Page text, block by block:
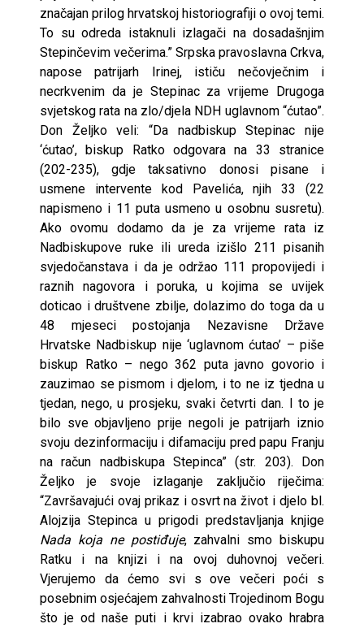
značajan prilog hrvatskoj historiografiji o ovoj temi.
To su odreda istaknuli izlagači na dosadašnjim
Stepinčevim večerima.” Srpska pravoslavna Crkva,
napose patrijarh Irinej, ističu nečovječnim i
necrkvenim da je Stepinac za vrijeme Drugoga
svjetskog rata na zlo/djela NDH uglavnom “ćutao”.
Don Željko veli: “Da nadbiskup Stepinac nije
‘ćutao’, biskup Ratko odgovara na 33 stranice
(202-235), gdje taksativno donosi pisane i
usmene intervente kod Pavelića, njih 33 (22
napismeno i 11 puta usmeno u osobnu susretu).
Ako ovomu dodamo da je za vrijeme rata iz
Nadbiskupove ruke ili ureda izišlo 211 pisanih
svjedočanstava i da je održao 111 propovijedi i
raznih nagovora i poruka, u kojima se uvijek
doticao i društvene zbilje, dolazimo do toga da u
48 mjeseci postojanja Nezavisne Države
Hrvatske Nadbiskup nije ‘uglavnom ćutao’ – piše
biskup Ratko – nego 362 puta javno govorio i
zauzimao se pismom i djelom, i to ne iz tjedna u
tjedan, nego, u prosjeku, svaki četvrti dan. I to je
bilo sve objavljeno prije negoli je patrijarh iznio
svoju dezinformaciju i difamaciju pred papu Franju
na račun nadbiskupa Stepinca” (str. 203). Don
Željko je svoje izlaganje zaključio riječima:
“Završavajući ovaj prikaz i osvrt na život i djelo bl.
Alojzija Stepinca u prigodi predstavljanja knjige
Nada koja ne postiđuje, zahvalni smo biskupu
Ratku i na knjizi i na ovoj duhovnoj večeri.
Vjerujemo da ćemo svi s ove večeri poći s
posebnim osjećajem zahvalnosti Trojedinom Bogu
što je od naše puti i krvi izabrao ovako hrabra